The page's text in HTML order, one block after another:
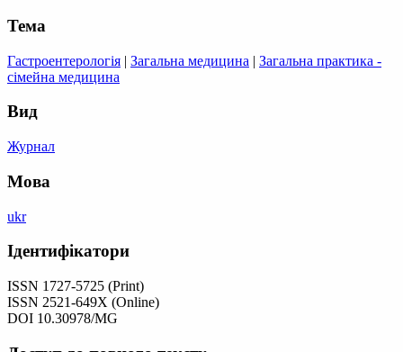
Тема
Гастроентерологія | Загальна медицина | Загальна практика -
сімейна медицина
Вид
Журнал
Мова
ukr
Ідентифікатори
ISSN 1727-5725 (Print)
ISSN 2521-649X (Online)
DOI 10.30978/MG